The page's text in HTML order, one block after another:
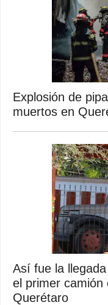
Explosión de
muertos en
Así fue la
el primer camión
Querétaro